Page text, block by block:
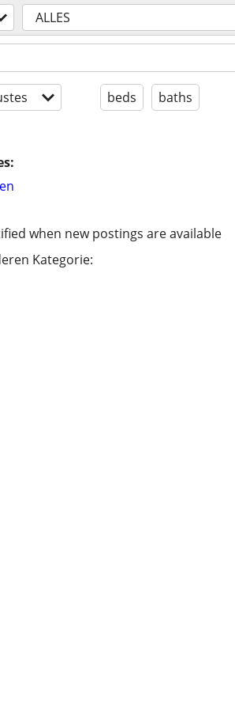
ALLES
beds baths
when new postings are available
Kategorie: